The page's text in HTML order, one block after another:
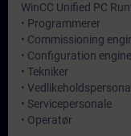
WinCC Unified PC
• Programmerer
• Commissioning
• Configuration
• Tekniker
•
• Servicepersonale
• Operatør